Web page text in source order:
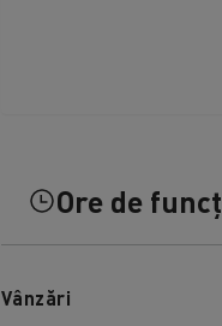
Ore de
Vânzări